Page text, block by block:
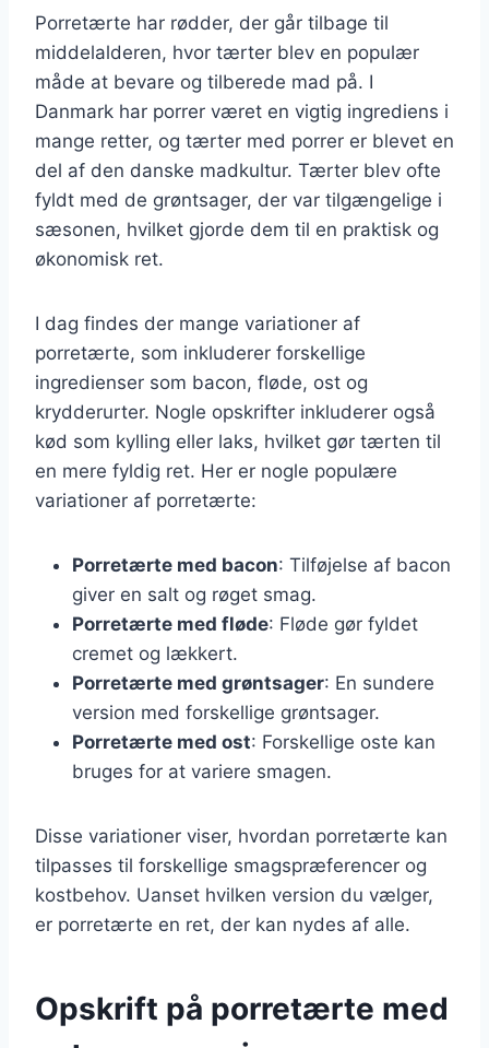
Porretærte har rødder, der går tilbage til
middelalderen, hvor tærter blev en populær
måde at bevare og tilberede mad på. I
Danmark har porrer været en vigtig ingrediens i
mange retter, og tærter med porrer er blevet en
del af den danske madkultur. Tærter blev ofte
fyldt med de grøntsager, der var tilgængelige i
sæsonen, hvilket gjorde dem til en praktisk og
økonomisk ret.
I dag findes der mange variationer af
porretærte, som inkluderer forskellige
ingredienser som bacon, fløde, ost og
krydderurter. Nogle opskrifter inkluderer også
kød som kylling eller laks, hvilket gør tærten til
en mere fyldig ret. Her er nogle populære
variationer af porretærte:
Porretærte med bacon: Tilføjelse af bacon
giver en salt og røget smag.
Porretærte med fløde: Fløde gør fyldet
cremet og lækkert.
Porretærte med grøntsager: En sundere
version med forskellige grøntsager.
Porretærte med ost: Forskellige oste kan
bruges for at variere smagen.
Disse variationer viser, hvordan porretærte kan
tilpasses til forskellige smagspræferencer og
kostbehov. Uanset hvilken version du vælger,
er porretærte en ret, der kan nydes af alle.
Opskrift på porretærte med